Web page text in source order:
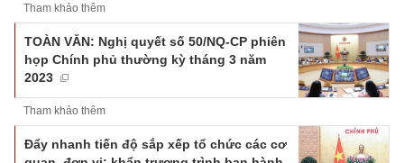
Tham khảo thêm
TOÀN VĂN: Nghị quyết số 50/NQ-CP phiên
họp Chính phủ thường kỳ tháng 3 năm
2023
Tham khảo thêm
Đẩy nhanh tiến độ sắp xếp tổ chức các cơ